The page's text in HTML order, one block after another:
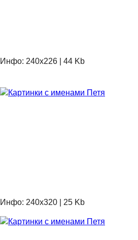
Инфо: 240х226 | 44 Kb
Инфо: 240х320 | 25 Kb